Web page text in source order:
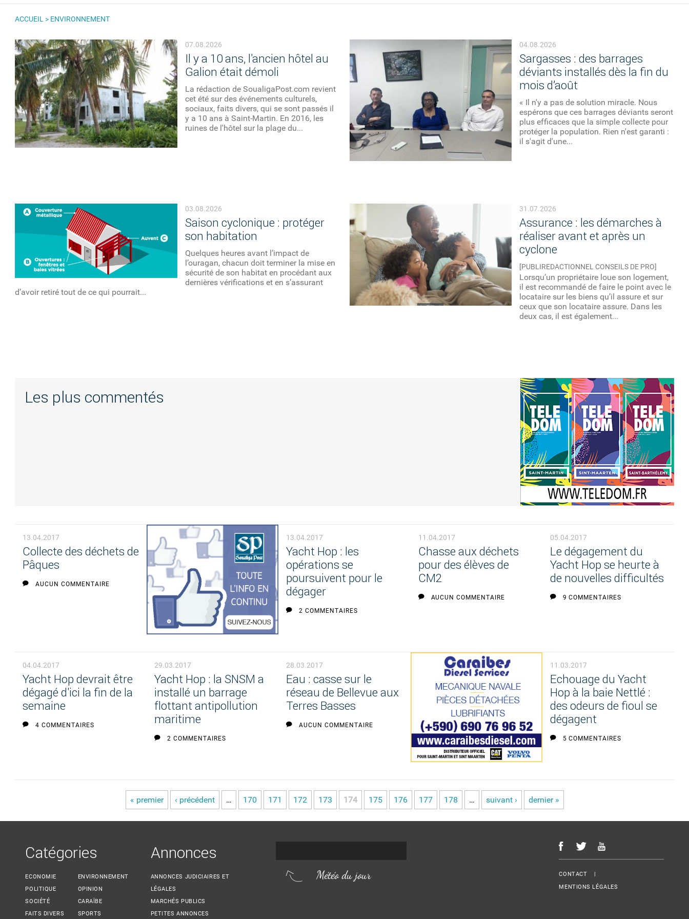
ACCUEIL > ENVIRONNEMENT
07.08.2026
Il y a 10 ans, l'ancien hôtel au
Galion était démoli
La rédaction de SoualigaPost.com revient
cet été sur des événements culturels,
sociaux, faits divers, qui se sont passés il
y a 10 ans à Saint-Martin. En 2016, les
ruines de l'hôtel sur la plage du...
04.08.2026
Sargasses : des barrages
déviants installés dès la fin du
mois d’août
« Il n'y a pas de solution miracle. Nous
espérons que ces barrages déviants seront
plus efficaces que la simple collecte pour
protéger la population. Rien n'est garanti :
il s'agit d'une...
03.08.2026
Saison cyclonique : protéger
son habitation
Quelques heures avant l’impact de
l’ouragan, chacun doit terminer la mise en
sécurité de son habitat en procédant aux
dernières vérifications et en s’assurant
d’avoir retiré tout de ce qui pourrait...
31.07.2026
Assurance : les démarches à
réaliser avant et après un
cyclone
[PUBLIREDACTIONNEL CONSEILS DE PRO]
Lorsqu’un propriétaire loue son logement,
il est recommandé de faire le point avec le
locataire sur les biens qu’il assure et sur
ceux que son locataire assure. Dans les
deux cas, il est également...
Les plus commentés
13.04.2017
Collecte des déchets de
Pâques
AUCUN COMMENTAIRE
13.04.2017
Yacht Hop : les
opérations se
poursuivent pour le
dégager
2 COMMENTAIRES
11.04.2017
Chasse aux déchets
pour des élèves de
CM2
AUCUN COMMENTAIRE
05.04.2017
Le dégagement du
Yacht Hop se heurte à
de nouvelles difficultés
9 COMMENTAIRES
04.04.2017
Yacht Hop devrait être
dégagé d'ici la fin de la
semaine
4 COMMENTAIRES
29.03.2017
Yacht Hop : la SNSM a
installé un barrage
flottant antipollution
maritime
2 COMMENTAIRES
28.03.2017
Eau : casse sur le
réseau de Bellevue aux
Terres Basses
AUCUN COMMENTAIRE
11.03.2017
Echouage du Yacht
Hop à la baie Nettlé :
des odeurs de fioul se
dégagent
5 COMMENTAIRES
« premier ‹ précédent … 170 171 172 173 174 175 176 177 178 … suivant › dernier »
Catégories
ECONOMIE
POLITIQUE
SOCIÉTÉ
FAITS DIVERS
ENVIRONNEMENT
OPINION
CARAÏBE
SPORTS
Annonces
ANNONCES JUDICIAIRES ET
LÉGALES
MARCHÉS PUBLICS
PETITES ANNONCES
Météo du jour Menu Footer
CONTACT
MENTIONS LÉGALES